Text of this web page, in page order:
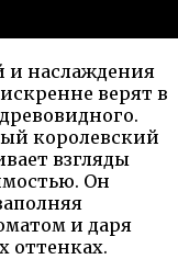
и наслаждения
верят в
королевский
взгляды
Он
и даря
оттенках.